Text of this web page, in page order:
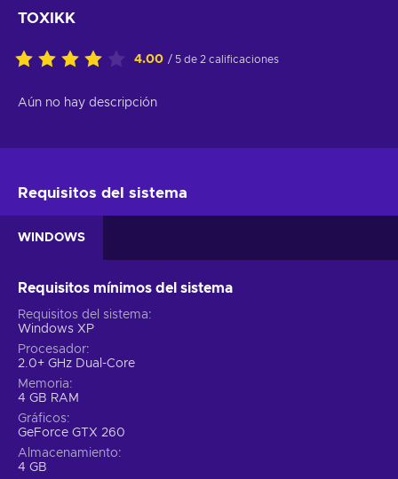
TOXIKK
4.00 / 5 de 2 calificaciones
Aún no hay descripción
Requisitos del sistema
WINDOWS
Requisitos mínimos del sistema
Requisitos del sistema
Windows XP
Procesador
2.0+ GHz Dual-Core
Memoria
4 GB RAM
Gráficos
GeForce GTX 260
Almacenamiento
4 GB